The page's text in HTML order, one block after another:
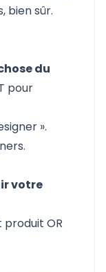
bien sûr.
du
pour
».
votre
OR